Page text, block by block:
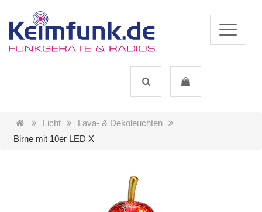
Licht
Lava- & Dekoleuchten
Birne mit 10er LED X